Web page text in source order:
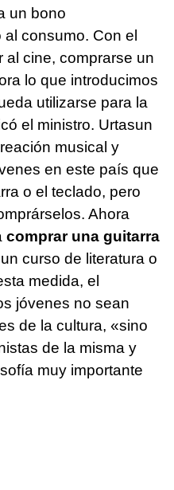
un bono
consumo. Con el
al cine, comprarse un
lo que introducimos
utilizarse para la
el ministro. Urtasun
musical y
en este país que
o el teclado, pero
Ahora
comprar una guitarra
curso de literatura o
medida, el
jóvenes no sean
de la cultura, «sino
de la misma y
muy importante